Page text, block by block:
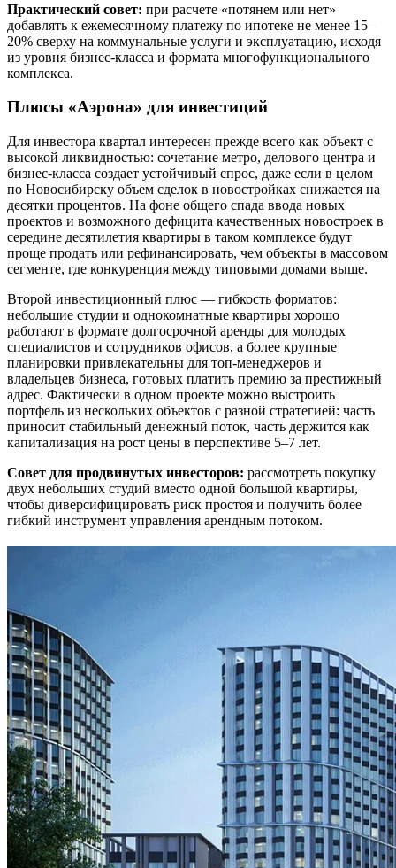
Практический совет: при расчете «потянем или нет»
добавлять к ежемесячному платежу по ипотеке не менее 15–
20% сверху на коммунальные услуги и эксплуатацию, исходя
из уровня бизнес-класса и формата многофункционального
комплекса.
Плюсы «Аэрона» для инвестиций
Для инвестора квартал интересен прежде всего как объект с
высокой ликвидностью: сочетание метро, делового центра и
бизнес-класса создает устойчивый спрос, даже если в целом
по Новосибирску объем сделок в новостройках снижается на
десятки процентов. На фоне общего спада ввода новых
проектов и возможного дефицита качественных новостроек в
середине десятилетия квартиры в таком комплексе будут
проще продать или рефинансировать, чем объекты в массовом
сегменте, где конкуренция между типовыми домами выше.
Второй инвестиционный плюс — гибкость форматов:
небольшие студии и однокомнатные квартиры хорошо
работают в формате долгосрочной аренды для молодых
специалистов и сотрудников офисов, а более крупные
планировки привлекательны для топ-менеджеров и
владельцев бизнеса, готовых платить премию за престижный
адрес. Фактически в одном проекте можно выстроить
портфель из нескольких объектов с разной стратегией: часть
приносит стабильный денежный поток, часть держится как
капитализация на рост цены в перспективе 5–7 лет.
Совет для продвинутых инвесторов: рассмотреть покупку
двух небольших студий вместо одной большой квартиры,
чтобы диверсифицировать риск простоя и получить более
гибкий инструмент управления арендным потоком.